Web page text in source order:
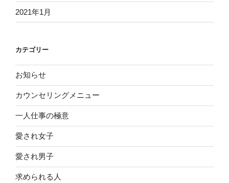
2021年1月
カテゴリー
お知らせ
カウンセリングメニュー
一人仕事の極意
愛され女子
愛され男子
求められる人